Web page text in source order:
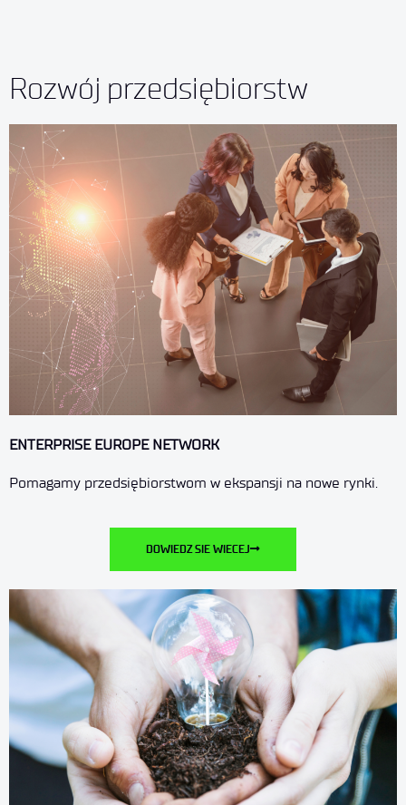
Rozwój przedsiębiorstw
ENTERPRISE EUROPE NETWORK
Pomagamy przedsiębiorstwom w ekspansji na nowe rynki.
DOWIEDZ SIE WIECEJ